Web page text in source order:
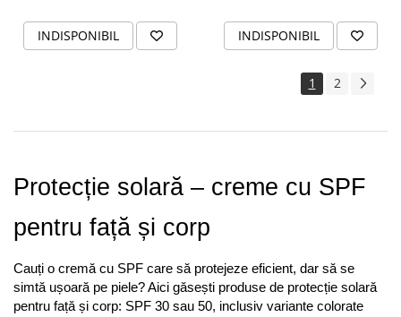
INDISPONIBIL INDISPONIBIL
1 2
Protecție solară – creme cu SPF
pentru față și corp
Cauți o cremă cu SPF care să protejeze eficient, dar să se
simtă ușoară pe piele? Aici găsești produse de protecție solară
pentru față și corp: SPF 30 sau 50, inclusiv variante colorate